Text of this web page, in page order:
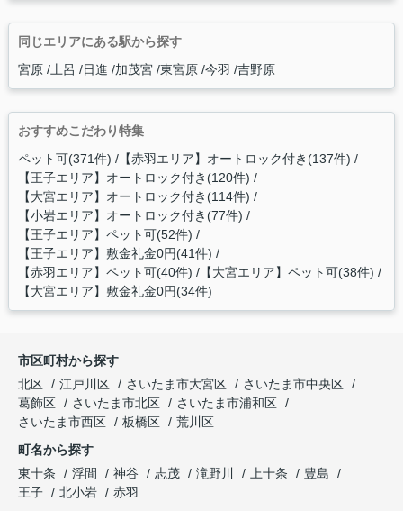
同じエリアにある駅から探す
宮原 土呂 日進 加茂宮 東宮原 今羽 吉野原
おすすめこだわり特集
ペット可(371件) 【赤羽エリア】オートロック付き(137件)
【王子エリア】オートロック付き(120件)
【大宮エリア】オートロック付き(114件)
【小岩エリア】オートロック付き(77件)
【王子エリア】ペット可(52件)
【王子エリア】敷金礼金0円(41件)
【赤羽エリア】ペット可(40件) 【大宮エリア】ペット可(38件)
【大宮エリア】敷金礼金0円(34件)
市区町村から探す
北区
江戸川区 さいたま市大宮区
さいたま市中央区
葛飾区
さいたま市北区
さいたま市浦和区
さいたま市西区
板橋区
荒川区
町名から探す
東十条
浮間 神谷 志茂 滝野川 上十条
豊島
王子
北小岩
赤羽